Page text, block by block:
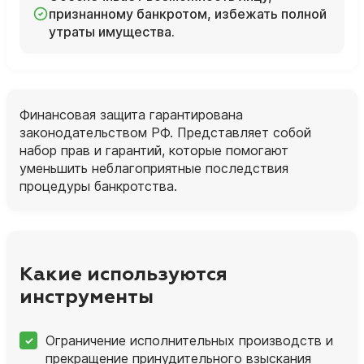
признанному банкротом, избежать полной
утраты имущества.
Финансовая защита гарантирована
законодательством РФ. Представляет собой
набор прав и гарантий, которые помогают
уменьшить неблагоприятные последствия
процедуры банкротства.
Какие используются
инструменты
Ограничение исполнительных производств и
прекращение принудительного взыскания